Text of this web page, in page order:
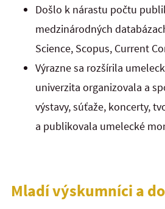
Došlo k nárastu počtu
medzinárodných
Science, Scopus, Current
Výrazne sa rozšírila
univerzita organizovala a
výstavy, súťaže, koncerty,
a publikovala umelecké
Mladí výskumníci a